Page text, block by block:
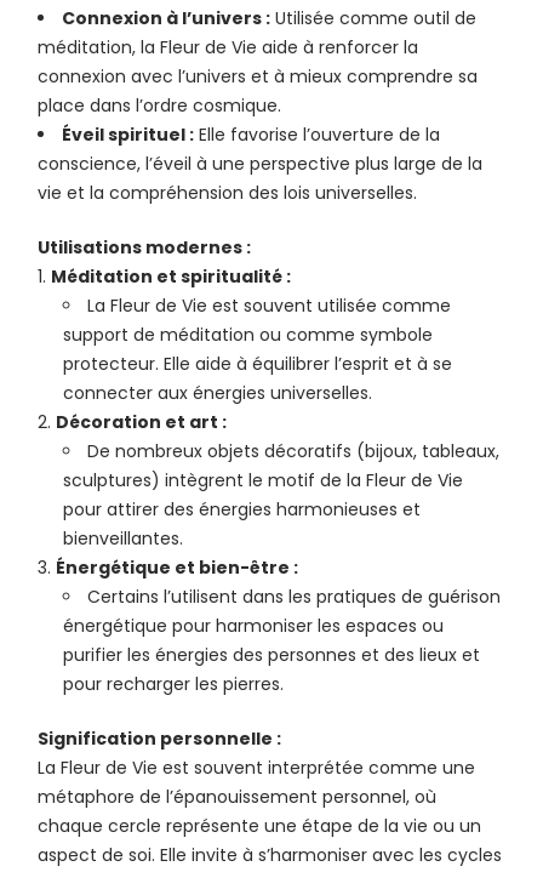
Connexion à l’univers : Utilisée comme outil de
méditation, la Fleur de Vie aide à renforcer la
connexion avec l’univers et à mieux comprendre sa
place dans l’ordre cosmique.
Éveil spirituel : Elle favorise l’ouverture de la
conscience, l’éveil à une perspective plus large de la
vie et la compréhension des lois universelles.
Utilisations modernes :
Méditation et spiritualité :
La Fleur de Vie est souvent utilisée comme
support de méditation ou comme symbole
protecteur. Elle aide à équilibrer l’esprit et à se
connecter aux énergies universelles.
Décoration et art :
De nombreux objets décoratifs (bijoux, tableaux,
sculptures) intègrent le motif de la Fleur de Vie
pour attirer des énergies harmonieuses et
bienveillantes.
Énergétique et bien-être :
Certains l’utilisent dans les pratiques de guérison
énergétique pour harmoniser les espaces ou
purifier les énergies des personnes et des lieux et
pour recharger les pierres.
Signification personnelle :
La Fleur de Vie est souvent interprétée comme une
métaphore de l’épanouissement personnel, où
chaque cercle représente une étape de la vie ou un
aspect de soi. Elle invite à s’harmoniser avec les cycles